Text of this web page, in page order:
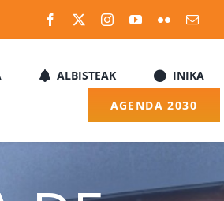
ALBISTEAK
INIKA
AGENDA 2030